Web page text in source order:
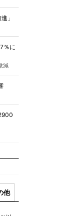
」
％に
減
他